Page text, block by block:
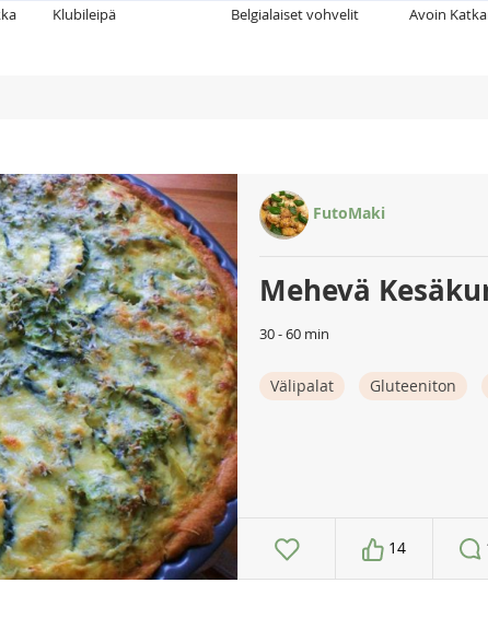
Klubileipä Belgialaiset vohvelit Avoin
FutoMaki
Mehevä
30 - 60 min
Välipalat Gluteeniton
14